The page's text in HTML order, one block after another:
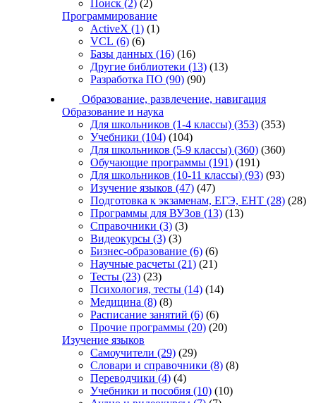
Поиск (2) (2)
Программирование
ActiveX (1) (1)
VCL (6) (6)
Базы данных (16) (16)
Другие библиотеки (13) (13)
Разработка ПО (90) (90)
Образование, развлечение, навигация
Образование и наука
Для школьников (1-4 классы) (353) (353)
Учебники (104) (104)
Для школьников (5-9 классы) (360) (360)
Обучающие программы (191) (191)
Для школьников (10-11 классы) (93) (93)
Изучение языков (47) (47)
Подготовка к экзаменам, ЕГЭ, ЕНТ (28) (28)
Программы для ВУЗов (13) (13)
Справочники (3) (3)
Видеокурсы (3) (3)
Бизнес-образование (6) (6)
Научные расчеты (21) (21)
Тесты (23) (23)
Психология, тесты (14) (14)
Медицина (8) (8)
Расписание занятий (6) (6)
Прочие программы (20) (20)
Изучение языков
Самоучители (29) (29)
Словари и справочники (8) (8)
Переводчики (4) (4)
Учебники и пособия (10) (10)